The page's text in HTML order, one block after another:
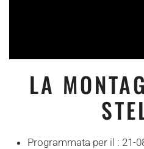
LA
Programmata per il : 21-